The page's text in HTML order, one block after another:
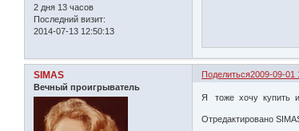
2 дня 13 часов
Последний визит:
2014-07-13 12:50:13
Поделиться2009-09-01
SIMAS
Вечный проигрыватель
Я тоже хочу купить
Отредактировано